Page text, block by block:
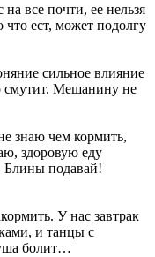
все почти, ее нельзя
что ест, может подолгу
сильное влияние
смутит. Мешанину не
знаю чем кормить,
здоровую еду
Блины подавай!
У нас завтрак
и танцы с
болит…